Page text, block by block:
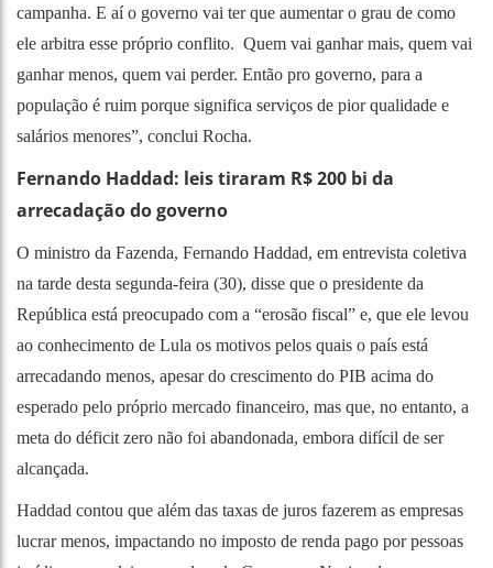
campanha. E aí o governo vai ter que aumentar o grau de como
ele arbitra esse próprio conflito. Quem vai ganhar mais, quem vai
ganhar menos, quem vai perder. Então pro governo, para a
população é ruim porque significa serviços de pior qualidade e
salários menores”, conclui Rocha.
Fernando Haddad: leis tiraram R$ 200 bi da
arrecadação do governo
O ministro da Fazenda, Fernando Haddad, em entrevista coletiva
na tarde desta segunda-feira (30), disse que o presidente da
República está preocupado com a “erosão fiscal” e, que ele levou
ao conhecimento de Lula os motivos pelos quais o país está
arrecadando menos, apesar do crescimento do PIB acima do
esperado pelo próprio mercado financeiro, mas que, no entanto, a
meta do déficit zero não foi abandonada, embora difícil de ser
alcançada.
Haddad contou que além das taxas de juros fazerem as empresas
lucrar menos, impactando no imposto de renda pago por pessoas